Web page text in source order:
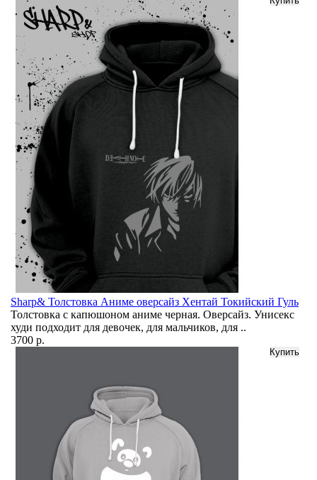
Sharp& Толстовка Аниме оверсайз Хентай Токийский Гуль
Толстовка с капюшоном аниме черная. Оверсайз. Унисекс
худи подходит для девочек, для мальчиков, для ..
3700 р.